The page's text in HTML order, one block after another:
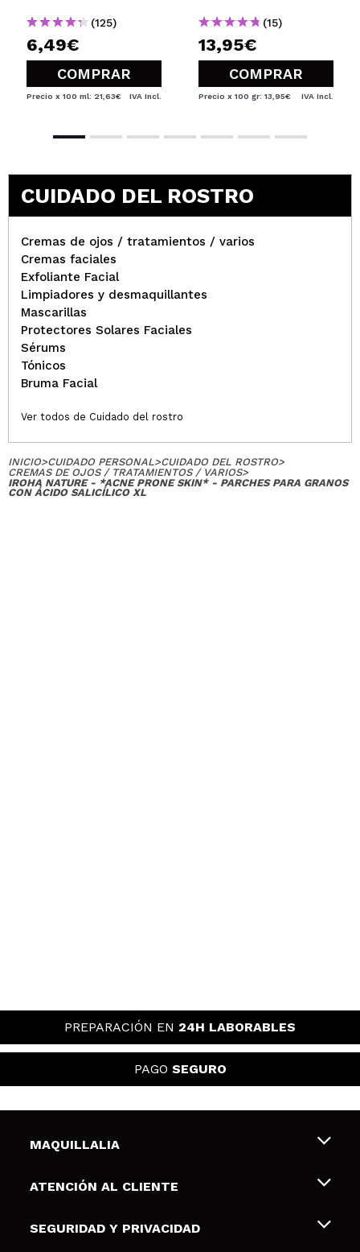
(125)
6,49€
COMPRAR
Precio x 100 ml: 21,63€ IVA Incl.
(15)
13,95€
COMPRAR
Precio x 100 gr: 13,95€ IVA Incl.
CUIDADO DEL ROSTRO
Cremas de ojos / tratamientos / varios
Cremas faciales
Exfoliante Facial
Limpiadores y desmaquillantes
Mascarillas
Protectores Solares Faciales
Sérums
Tónicos
Bruma Facial
Ver todos de Cuidado del rostro
INICIO>CUIDADO PERSONAL>CUIDADO DEL ROSTRO>
CREMAS DE OJOS / TRATAMIENTOS / VARIOS>
IROHA NATURE - *ACNE PRONE SKIN* - PARCHES PARA GRANOS
CON ÁCIDO SALICÍLICO XL
PREPARACIÓN EN 24H LABORABLES
PAGO SEGURO
MAQUILLALIA
Sobre nosotros
Tarjetas de Regalo
ATENCIÓN AL CLIENTE
Envíos y devoluciones
SEGURIDAD Y PRIVACIDAD